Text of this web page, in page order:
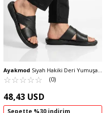
Ayakmod Siyah Hakiki Deri Yumuşak
Taban Erkek Terlik 8523 M
☆☆☆☆☆
★★★★★ (0)
48,43 USD
Sepette %30 indirim